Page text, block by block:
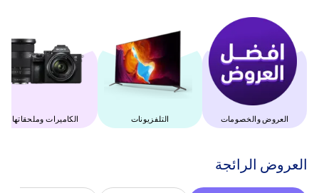
العروض والخصومات التلفزيونات ‫الكاميرات وملحقاتها‬
‫العروض الرائجة‬